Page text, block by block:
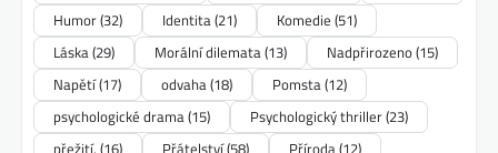
Humor(32) Identita(21) Komedie (51)
Láska(29) Morální dilemata(13) Nadpřirozeno(15)
Napětí(17) odvaha(18) Pomsta(12)
psychologické drama(15) Psychologický thriller(23)
přežití. (16) Přátelství(58) Příroda(12)